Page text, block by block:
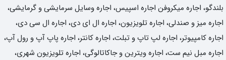
بلندگو، اجاره میکروفن اجاره اسپیس، اجاره وسایل سرمایشی و گرمایشی،
اجاره میز و صندلی، اجاره تلویزیون، اجاره ال ای دی، اجاره ال سی دی،
اجاره کامپیوتر، اجاره لپ تاپ و تبلت، اجاره کانتر، اجاره پاپ آپ و رول آپ،
اجاره مبل نیم ست، اجاره ویترین و جاکاتالوگی، اجاره تلویزیون شهری،